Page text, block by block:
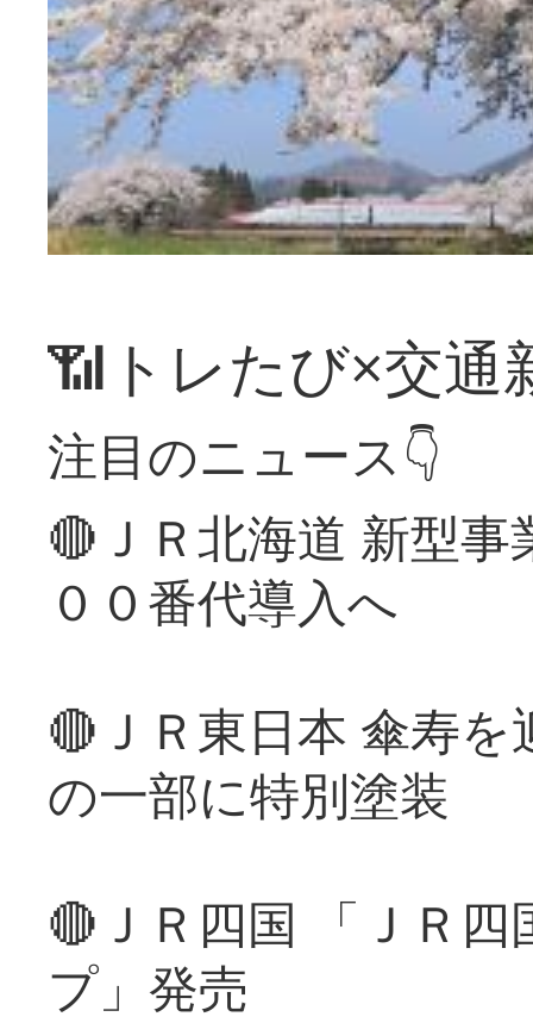
📶トレたび×交通
注目のニュース👇
🔴ＪＲ北海道 新型
００番代導入へ
🔴ＪＲ東日本 傘寿
の一部に特別塗装
🔴ＪＲ四国 「ＪＲ
プ」発売